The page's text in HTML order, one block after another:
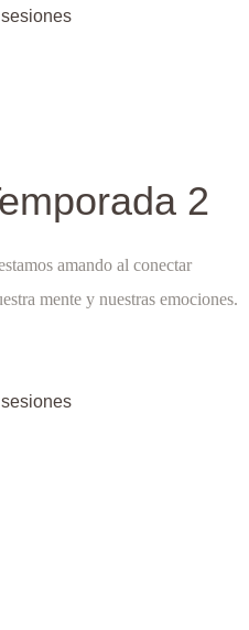
2
amando al conectar
mente y nuestras emociones.